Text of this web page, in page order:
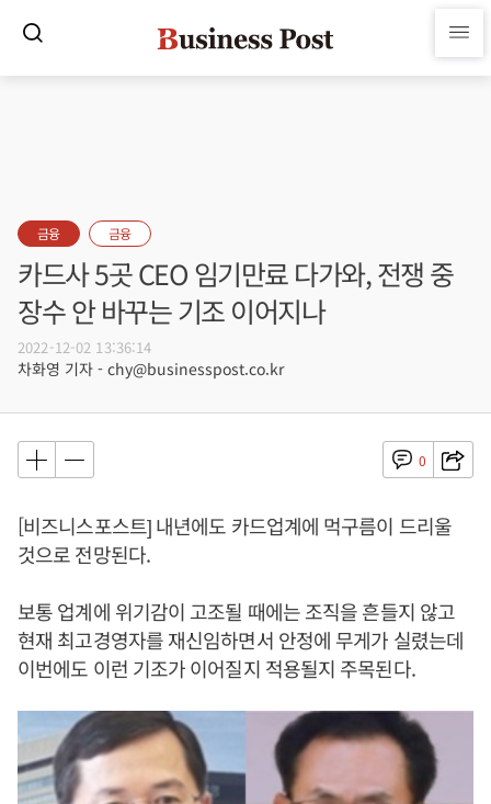
금융 금융
카드사 5곳 CEO 임기만료 다가와, 전쟁 중
장수 안 바꾸는 기조 이어지나
2022-12-02 13:36:14
차화영 기자 - chy@businesspost.co.kr
0
[비즈니스포스트] 내년에도 카드업계에 먹구름이 드리울
것으로 전망된다.
보통 업계에 위기감이 고조될 때에는 조직을 흔들지 않고
현재 최고경영자를 재신임하면서 안정에 무게가 실렸는데
이번에도 이런 기조가 이어질지 적용될지 주목된다.